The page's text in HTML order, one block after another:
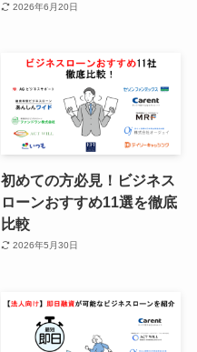
2026年6月20日
初めての方必見！ビジネス
ローンおすすめ11選を徹底
比較
2026年5月30日